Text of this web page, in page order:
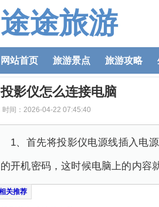
途途旅游
网站首页 旅游景点 旅游攻略
投影仪怎么连接电脑
时间：2026-04-22 07:45:40
1、首先将投影仪电源线插入电
的开机密码，这时候电脑上的内容